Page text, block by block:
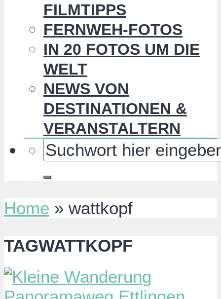
FILMTIPPS
FERNWEH-FOTOS
IN 20 FOTOS UM DIE
WELT
NEWS VON
DESTINATIONEN &
VERANSTALTERN
Home » wattkopf
TAGWATTKOPF